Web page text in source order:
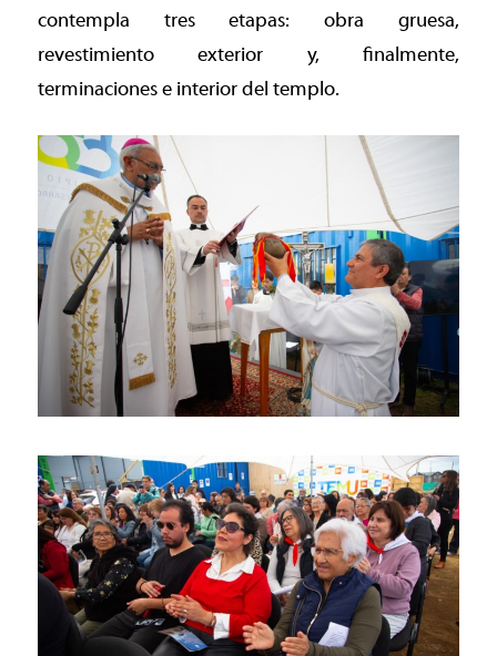
contempla tres etapas: obra gruesa,
revestimiento exterior y, finalmente,
terminaciones e interior del templo.